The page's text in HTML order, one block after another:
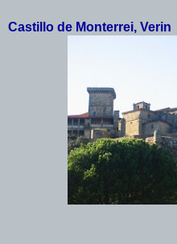
Castillo de Monterrei, Verin